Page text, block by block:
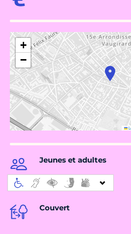
+
−
Jeunes et adultes
Couvert